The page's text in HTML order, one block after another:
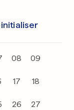
08 09
17 18
26 27